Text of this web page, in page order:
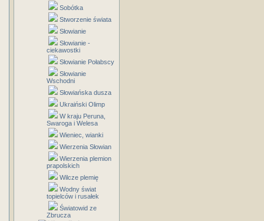
Sobótka
Stworzenie świata
Słowianie
Słowianie -
ciekawostki
Słowianie Połabscy
Słowianie
Wschodni
Słowiańska dusza
Ukraiński Olimp
W kraju Peruna,
Swaroga i Welesa
Wieniec, wianki
Wierzenia Słowian
Wierzenia plemion
prapolskich
Wilcze plemię
Wodny świat
topielców i rusałek
Światowid ze
Zbrucza